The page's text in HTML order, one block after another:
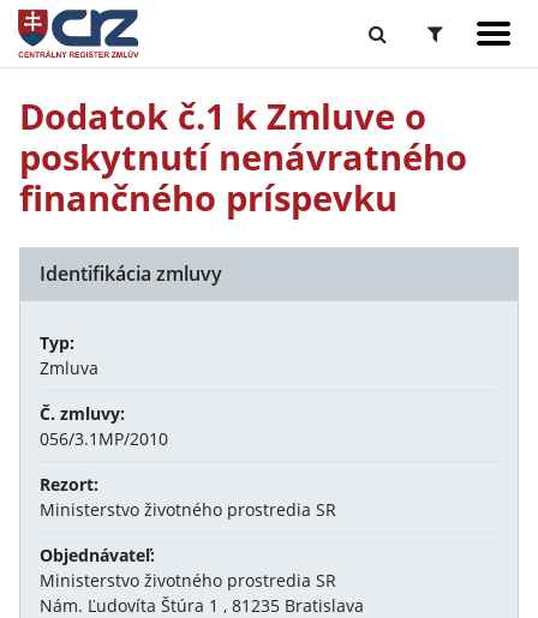
Dodatok č.1 k Zmluve o
poskytnutí nenávratného
finančného príspevku
Identifikácia zmluvy
Typ:
Zmluva
Č. zmluvy:
056/3.1MP/2010
Rezort:
Ministerstvo životného prostredia SR
Objednávateľ:
Ministerstvo životného prostredia SR
Nám. Ľudovíta Štúra 1 , 81235 Bratislava